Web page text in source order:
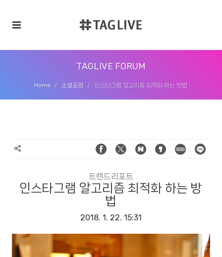
TAGLIVE FORUM
Home 소셜포럼 인스타그램 알고리즘 최적화 하는 방법
트렌드리포트
인스타그램 알고리즘 최적화 하는 방
법
2018. 1. 22. 15:31